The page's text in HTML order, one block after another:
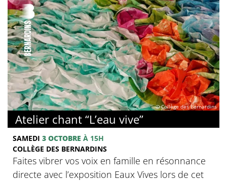
© Collège des Bernardins
Atelier chant “L’eau vive”
SAMEDI 3 OCTOBRE À 15H
COLLÈGE DES BERNARDINS
Faites vibrer vos voix en famille en résonnance
directe avec l’exposition Eaux Vives lors de cet